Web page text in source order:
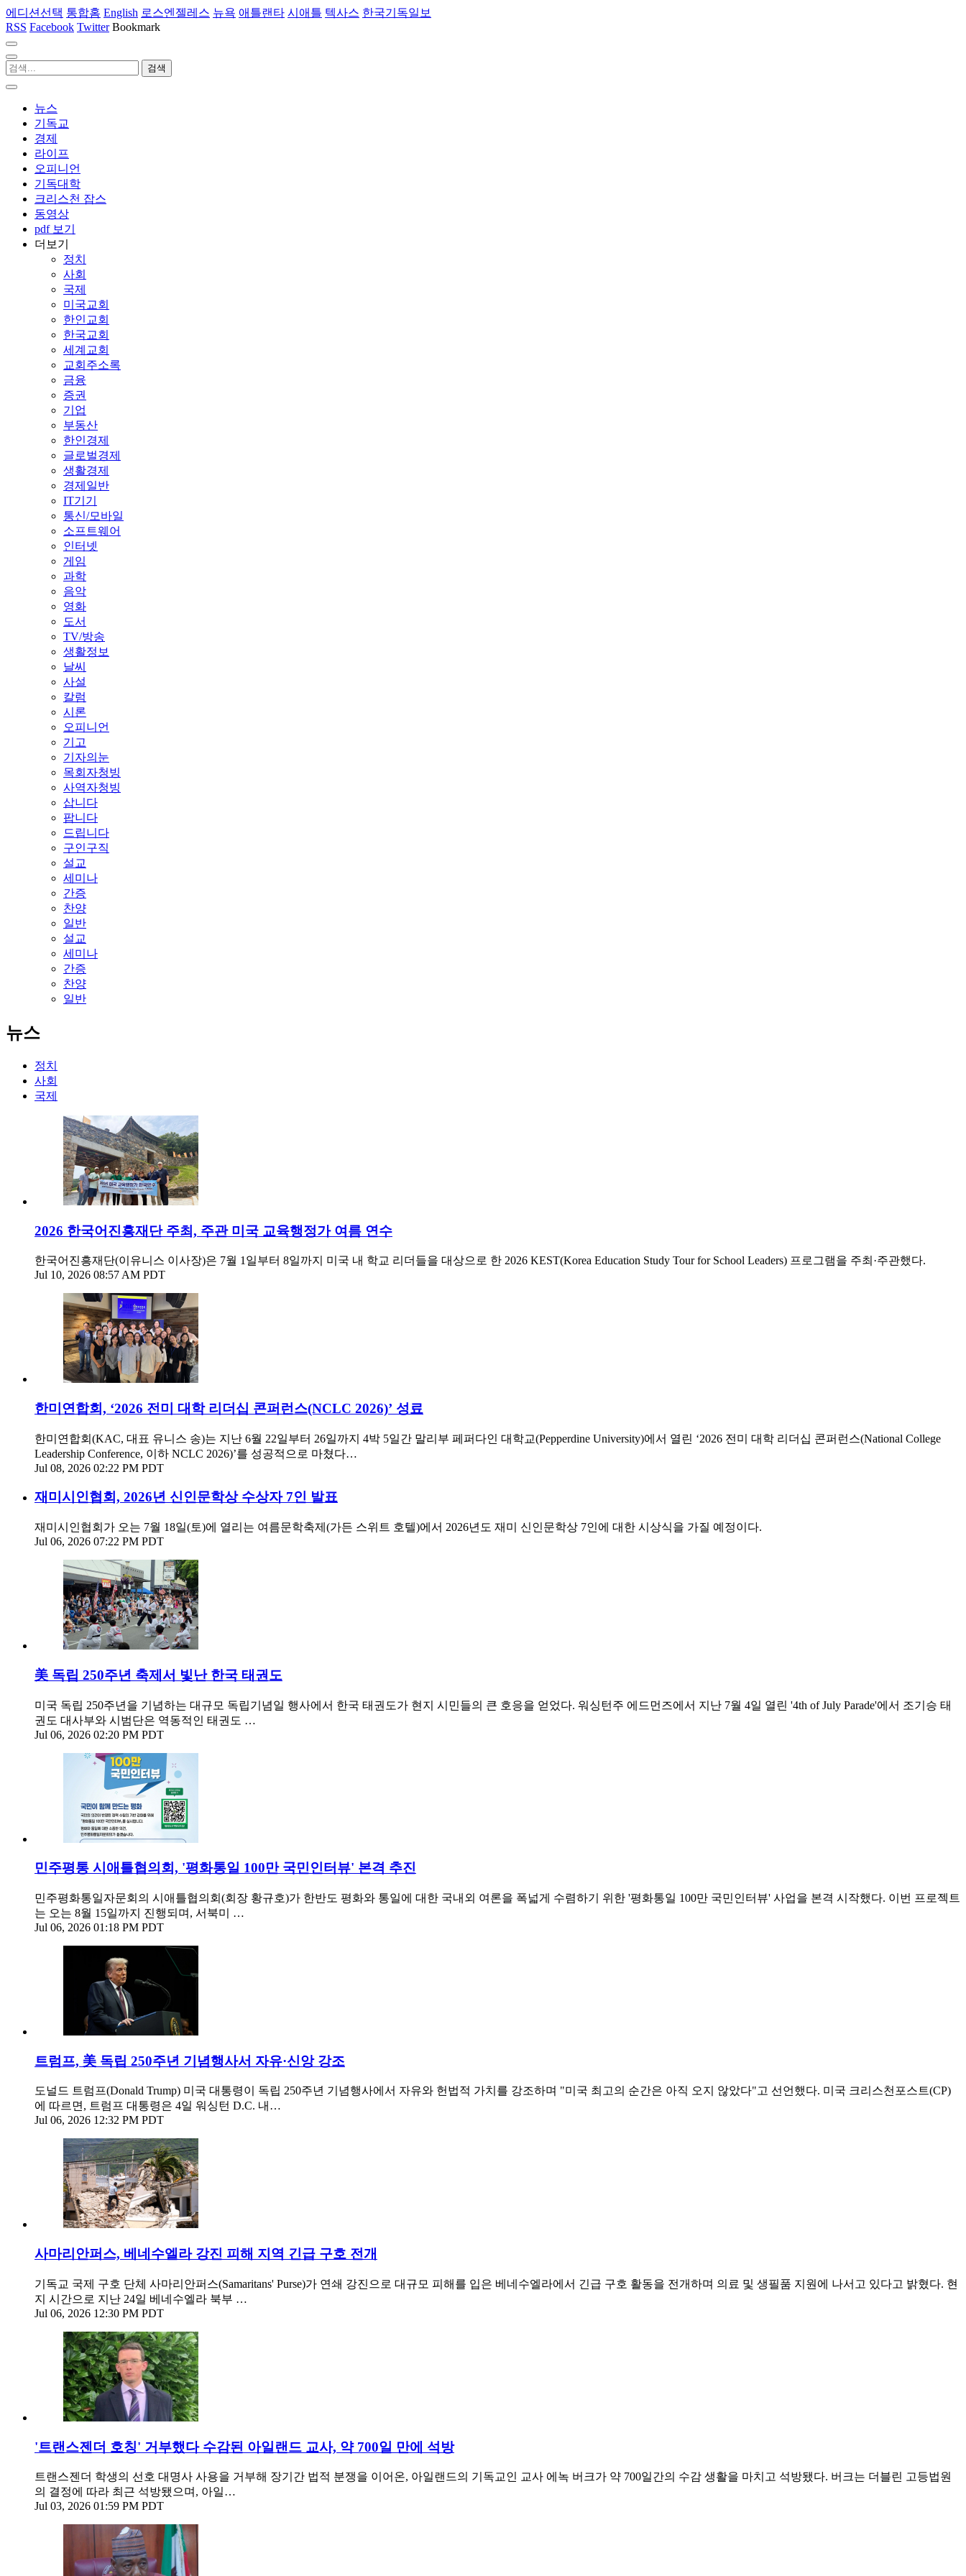
에디션선택 통합홈 English 로스엔젤레스 뉴욕 애틀랜타 시애틀 텍사스 한국기독일보
RSS Facebook Twitter Bookmark
뉴스
기독교
경제
라이프
오피니언
기독대학
크리스천 잡스
동영상
pdf 보기
더보기
정치
사회
국제
미국교회
한인교회
한국교회
세계교회
교회주소록
금융
증권
기업
부동산
한인경제
글로벌경제
생활경제
경제일반
IT기기
통신/모바일
소프트웨어
인터넷
게임
과학
음악
영화
도서
TV/방송
생활정보
날씨
사설
칼럼
시론
오피니언
기고
기자의눈
목회자청빙
사역자청빙
삽니다
팝니다
드립니다
구인구직
설교
세미나
간증
찬양
일반
설교
세미나
간증
찬양
일반
뉴스
정치
사회
국제
2026 한국어진흥재단 주최, 주관 미국 교육행정가 여름 연수
한국어진흥재단(이유니스 이사장)은 7월 1일부터 8일까지 미국 내 학교 리더들을 대상으로 한 2026 KEST(Korea Education Study Tour for School Leaders) 프로그램을 주최·주관했다.
Jul 10, 2026 08:57 AM PDT
한미연합회, ‘2026 전미 대학 리더십 콘퍼런스(NCLC 2026)’ 성료
한미연합회(KAC, 대표 유니스 송)는 지난 6월 22일부터 26일까지 4박 5일간 말리부 페퍼다인 대학교(Pepperdine University)에서 열린 ‘2026 전미 대학 리더십 콘퍼런스(National College
Leadership Conference, 이하 NCLC 2026)’를 성공적으로 마쳤다…
Jul 08, 2026 02:22 PM PDT
재미시인협회, 2026년 신인문학상 수상자 7인 발표
재미시인협회가 오는 7월 18일(토)에 열리는 여름문학축제(가든 스위트 호텔)에서 2026년도 재미 신인문학상 7인에 대한 시상식을 가질 예정이다.
Jul 06, 2026 07:22 PM PDT
美 독립 250주년 축제서 빛난 한국 태권도
미국 독립 250주년을 기념하는 대규모 독립기념일 행사에서 한국 태권도가 현지 시민들의 큰 호응을 얻었다. 워싱턴주 에드먼즈에서 지난 7월 4일 열린 '4th of July Parade'에서 조기승 태
권도 대사부와 시범단은 역동적인 태권도 …
Jul 06, 2026 02:20 PM PDT
민주평통 시애틀협의회, '평화통일 100만 국민인터뷰' 본격 추진
민주평화통일자문회의 시애틀협의회(회장 황규호)가 한반도 평화와 통일에 대한 국내외 여론을 폭넓게 수렴하기 위한 '평화통일 100만 국민인터뷰' 사업을 본격 시작했다. 이번 프로젝트
는 오는 8월 15일까지 진행되며, 서북미 …
Jul 06, 2026 01:18 PM PDT
트럼프, 美 독립 250주년 기념행사서 자유·신앙 강조
도널드 트럼프(Donald Trump) 미국 대통령이 독립 250주년 기념행사에서 자유와 헌법적 가치를 강조하며 "미국 최고의 순간은 아직 오지 않았다"고 선언했다. 미국 크리스천포스트(CP)
에 따르면, 트럼프 대통령은 4일 워싱턴 D.C. 내…
Jul 06, 2026 12:32 PM PDT
사마리안퍼스, 베네수엘라 강진 피해 지역 긴급 구호 전개
기독교 국제 구호 단체 사마리안퍼스(Samaritans' Purse)가 연쇄 강진으로 대규모 피해를 입은 베네수엘라에서 긴급 구호 활동을 전개하며 의료 및 생필품 지원에 나서고 있다고 밝혔다. 현
지 시간으로 지난 24일 베네수엘라 북부 …
Jul 06, 2026 12:30 PM PDT
'트랜스젠더 호칭' 거부했다 수감된 아일랜드 교사, 약 700일 만에 석방
트랜스젠더 학생의 선호 대명사 사용을 거부해 장기간 법적 분쟁을 이어온, 아일랜드의 기독교인 교사 에녹 버크가 약 700일간의 수감 생활을 마치고 석방됐다. 버크는 더블린 고등법원
의 결정에 따라 최근 석방됐으며, 아일…
Jul 03, 2026 01:59 PM PDT